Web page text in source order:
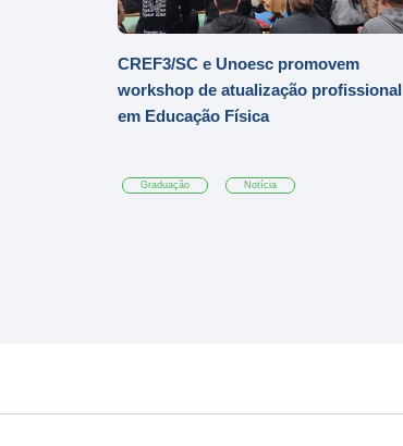
CREF3/SC e Unoesc promovem
workshop de atualização profissional
em Educação Física
Graduação Notícia